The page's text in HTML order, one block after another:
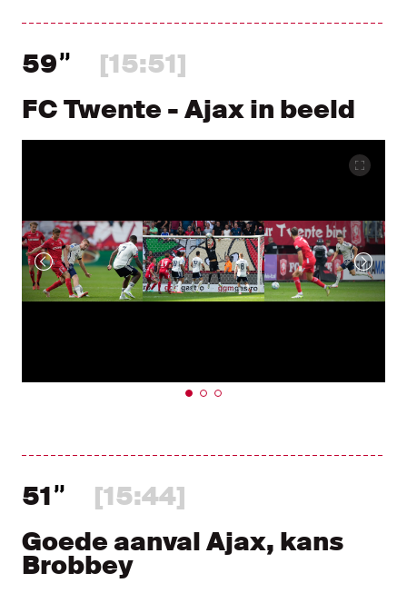
59
[15:51]
FC Twente - Ajax in beeld
51
[15:44]
Goede aanval Ajax, kans
Brobbey